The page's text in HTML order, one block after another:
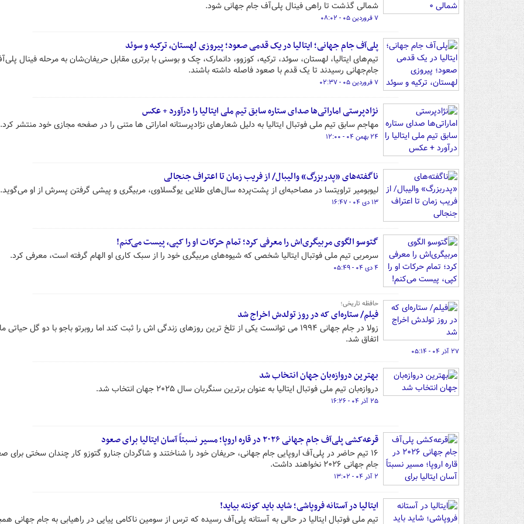
شمالی گذشت تا راهی فینال پلی‌آف جام جهانی شود.
۷ فروردین ۰۵ - ۰۸:۰۲
پلی‌آف جام جهانی؛ ایتالیا در یک قدمی صعود؛ پیروزی لهستان، ترکیه و سوئد
تیم‌های ایتالیا، لهستان، سوئد، ترکیه، کوزوو، دانمارک، چک و بوسنی با برتری مقابل حریفان‌شان به مرحله فینال
جام‌جهانی رسیدند تا یک قدم با صعود فاصله داشته باشند.
۷ فروردین ۰۵ - ۰۲:۳۷
نژادپرستی اماراتی‌ها صدای ستاره سابق تیم ملی ایتالیا را درآورد + عکس
مهاجم سابق تیم ملی فوتبال ایتالیا به دلیل شعارهای نژادپرستانه اماراتی ها متنی را در صفحه مجازی خود منتشر کرد.
۲۴ بهمن ۰۴ - ۱۲:۰۰
ناگفته‌های «پدربزرگ» والیبال/ از فریب‌ زمان تا اعتراف جنجالی
لیوبومیر تراویتسا در مصاحبه‌ای از پشت‌پرده سال‌های طلایی یوگسلاوی، مربیگری و پیشی گرفتن پسرش از او می‌گوید.
۱۳ دی ۰۴ - ۱۶:۴۷
گتوسو الگوی مربیگری‌اش را معرفی کرد؛ تمام حرکات او را کپی، پیست می‌کنم!
سرمربی تیم ملی فوتبال ایتالیا شخصی که شیوه‌های مربیگری خود را از سبک کاری او الهام گرفته است، معرفی کرد.
۴ دی ۰۴ - ۰۵:۴۹
حافظه تاریخی؛
فیلم/ ستاره‌ای که در روز تولدش اخراج شد
زولا در جام جهانی ۱۹۹۴ می توانست یکی از تلخ ترین روزهای زندگی اش را ثبت کند اما روبرتو باجو با دو گل حیاتی
اتفاق شد.
۲۷ آذر ۰۴ - ۰۵:۱۴
بهترین دروازه‌بان جهان انتخاب شد
دروازه‌بان تیم ملی فوتبال ایتالیا به عنوان برترین سنگربان سال ۲۰۲۵ جهان انتخاب شد.
۲۵ آذر ۰۴ - ۱۶:۲۶
قرعه‌کشی پلی‌آف جام جهانی ۲۰۲۶ در قاره اروپا؛ مسیر نسبتاً آسان ایتالیا برای صعود
۱۶ تیم حاضر در پلی‌آف اروپایی جام جهانی، حریفان خود را شناختند و شاگردان جنارو گتوزو کار چندان سختی برای
جام جهانی ۲۰۲۶ نخواهند داشت.
۲ آذر ۰۴ - ۱۳:۰۲
ایتالیا در آستانه فروپاشی؛ شاید باید کونته بیاید!
تیم ملی فوتبال ایتالیا در حالی به آستانه پلی‌آف رسیده که ترس از سومین ناکامی پیاپی در راهیابی به جام جهانی